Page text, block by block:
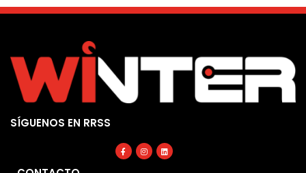
SÍGUENOS EN RRSS
Facebook-
f
Instagram
Linkedin